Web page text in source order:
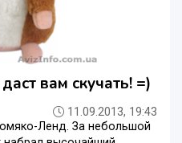
вам скучать! =)
11.09.2013, 19:43
Ленд. За небольшой